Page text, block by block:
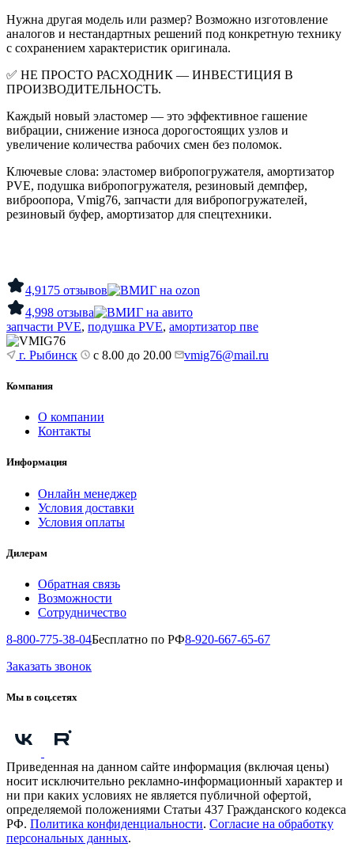
Нужна другая модель или размер? Возможно изготовление
аналогов и нестандартных решений под конкретную технику
с сохранением характеристик оригинала.
✅ НЕ ПРОСТО РАСХОДНИК — ИНВЕСТИЦИЯ В
ПРОИЗВОДИТЕЛЬНОСТЬ.
Каждый новый эластомер — это эффективное гашение
вибрации, снижение износа дорогостоящих узлов и
увеличение количества рабочих смен без поломок.
Ключевые слова: эластомер вибропогружателя, амортизатор
PVE, подушка вибропогружателя, резиновый демпфер,
виброопора, Vmig76, запчасти для вибропогружателей,
резиновый буфер, амортизатор для спецтехники.
4,9175 отзывов
4,998 отзыва
запчасти PVE, подушка PVE, амортизатор пве
г. Рыбинск с 8.00 до 20.00 vmig76@mail.ru
Компания
О компании
Контакты
Информация
Онлайн менеджер
Условия доставки
Условия оплаты
Дилерам
Обратная связь
Возможности
Сотрудничество
8-800-775-38-04Бесплатно по РФ8-920-667-65-67
Заказать звонок
Мы в соц.сетях
Приведенная на данном сайте информация (включая цены)
носит исключительно рекламно-информационный характер и
ни при каких условиях не является публичной офертой,
определяемой положениями Статьи 437 Гражданского кодекса
РФ. Политика конфиденциальности. Согласие на обработку
персональных данных.